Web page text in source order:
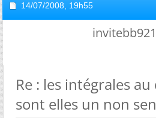
14/07/2008, 19h55
Re : les intégrales
sont elles un non